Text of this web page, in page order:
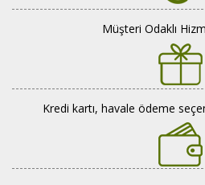
Bizden
Müşteri Odaklı
Kredi kartı, havale ödeme